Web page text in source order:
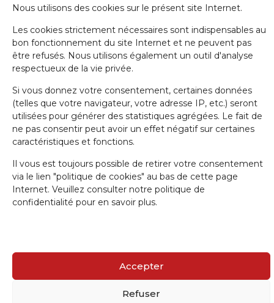
Nous utilisons des cookies sur le présent site Internet.
Les cookies strictement nécessaires sont indispensables au
bon fonctionnement du site Internet et ne peuvent pas
être refusés. Nous utilisons également un outil d'analyse
respectueux de la vie privée.
Si vous donnez votre consentement, certaines données
(telles que votre navigateur, votre adresse IP, etc.) seront
utilisées pour générer des statistiques agrégées. Le fait de
ne pas consentir peut avoir un effet négatif sur certaines
caractéristiques et fonctions.
Il vous est toujours possible de retirer votre consentement
via le lien "politique de cookies" au bas de cette page
Internet. Veuillez consulter notre politique de
confidentialité pour en savoir plus.
Accepter
Refuser
E-mail
J'accepte la politique de confidentialité.
IRW-CGSP 2024 / Responsable: Patrick Lebrun, Rue de Namur 47 –
5000 BEEZ / Webmaster :Olivier Girardi/ Website by a.